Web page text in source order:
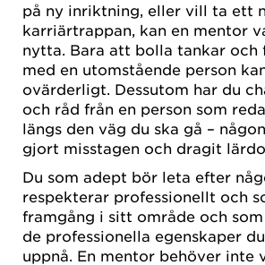
på ny inriktning, eller vill ta ett
karriärtrappan, kan en mentor
nytta. Bara att bolla tankar och
med en utomstående person
ovärderligt. Dessutom har du
och råd från en person som
längs den väg du ska gå –
gjort misstagen och dragit
Du som adept bör leta efter
respekterar professionellt och
framgång i sitt område och
de professionella egenskaper
uppnå. En mentor behöver inte